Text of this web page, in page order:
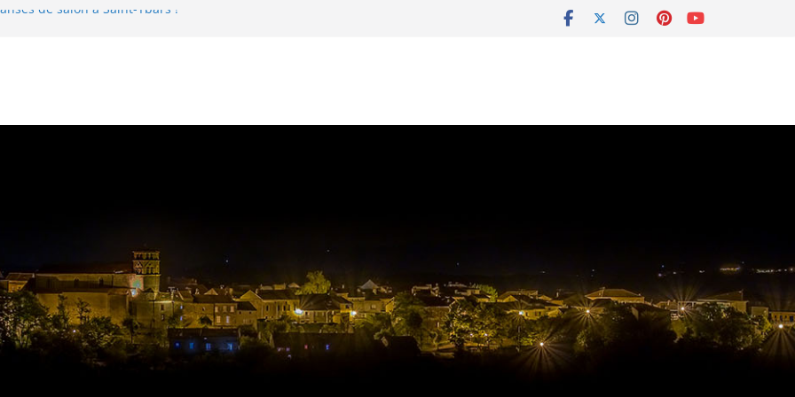
de salon à Saint-Ybars !
Ybars le 22 mai 2026
29 mai 2026